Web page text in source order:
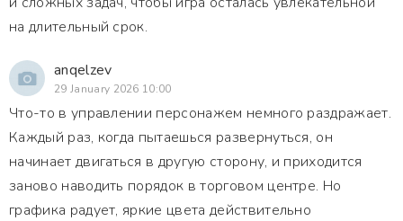
на длительный срок.
anqelzev
29 January 2026 10:00
Что-то в управлении персонажем немного раздражает.
Каждый раз, когда пытаешься развернуться, он
начинает двигаться в другую сторону, и приходится
заново наводить порядок в торговом центре. Но
графика радует, яркие цвета действительно